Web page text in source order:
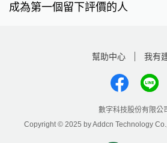
成為第一個留下評價的人
幫助中心 我有
數字科技股份有限公
Copyright © 2025 by Addcn Technology